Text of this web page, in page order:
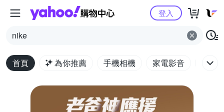
Yahoo購物中心
nike
登入
首頁 為你推薦 手機相機 家電影音 電腦